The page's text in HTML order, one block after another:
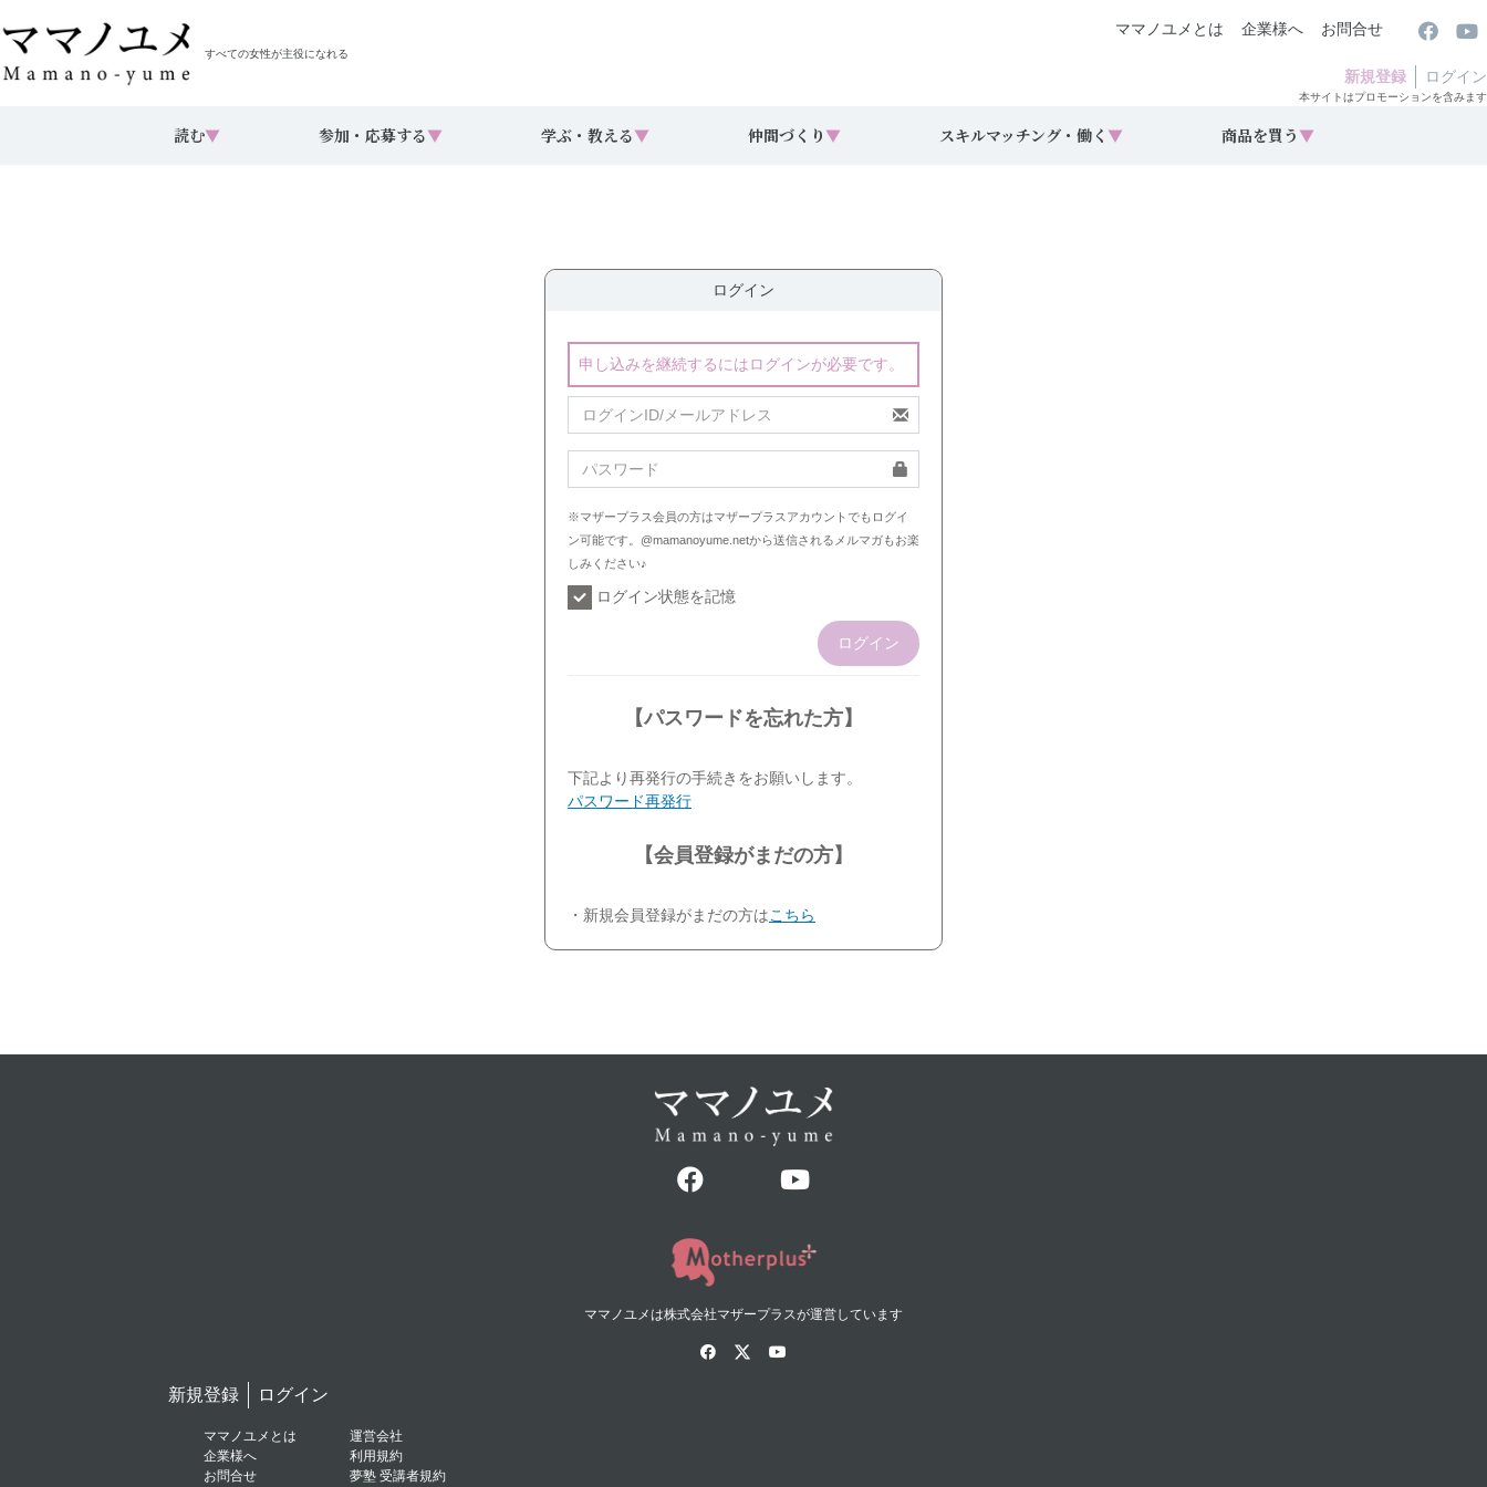
すべての女性が主役になれる
ママノユメとは 企業様へ お問合せ
新規登録 ログイン
本サイトはプロモーションを含みます
読む▼ 参加・応募する▼ 学ぶ・教える▼ 仲間づくり ▼ スキルマッチング・働く ▼ 商品を買う ▼
ログイン
申し込みを継続するにはログインが必要です。
※マザープラス会員の方はマザープラスアカウントでもログイ
ン可能です。@mamanoyume.netから送信されるメルマガもお楽
しみください♪
ログイン状態を記憶
ログイン
【パスワードを忘れた方】
下記より再発行の手続きをお願いします。
パスワード再発行
【会員登録がまだの方】
・新規会員登録がまだの方はこちら
ママノユメは株式会社マザープラスが運営しています
新規登録 ログイン
ママノユメとは
企業様へ
お問合せ
運営会社
利用規約
夢塾 受講者規約